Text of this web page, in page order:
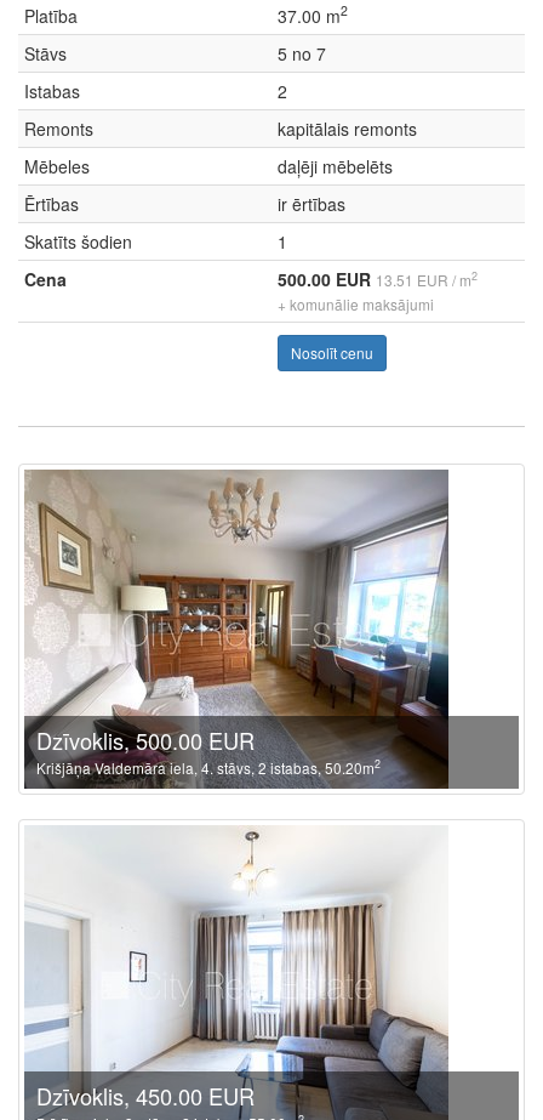
Platība
37.00 m2
Stāvs
5 no 7
Istabas
2
Remonts
kapitālais remonts
Mēbeles
daļēji mēbelēts
Ērtības
ir ērtības
Skatīts šodien
1
Cena
500.00 EUR 13.51 EUR / m2
+ komunālie maksājumi
Nosolīt cenu
Dzīvoklis, 500.00 EUR
Krišjāņa Valdemāra iela, 4. stāvs, 2 istabas, 50.20m2
Dzīvoklis, 450.00 EUR